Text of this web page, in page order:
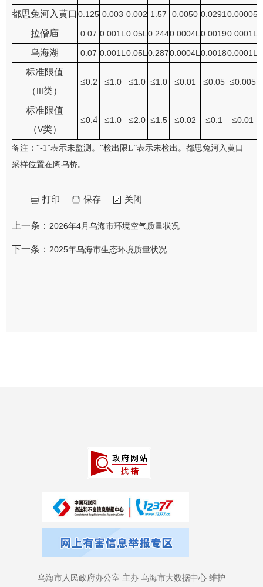
都思兔河入黄口0.125 0.003 0.002 1.57 0.0050 0.0291 0.00005
拉僧庙 0.07 0.001L 0.05L 0.2440.0004L 0.00190.0001L
乌海湖 0.07 0.001L 0.05L 0.2870.0004L 0.00180.0001L
标准限值
（III类）
≤0.2 ≤1.0 ≤1.0 ≤1.0 ≤0.01 ≤0.05 ≤0.005
标准限值
（V类）
≤0. 4 ≤1.0 ≤2.0 ≤1.5 ≤0.02 ≤0.1 ≤0.01
备注： “-1”表示未监测。“检出限L”表示未检出。都思兔河入黄口
采样位置在陶乌桥。
关闭
保存
打印
上一条： 2026年4月乌海市环境空气质量状况
下一条： 2025年乌海市生态环境质量状况
乌海市人民政府办公室 主办 乌海市大数据中心 维护